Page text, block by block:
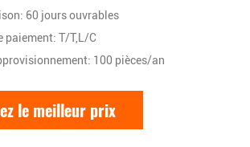
60 jours ouvrables
paiement: T/T,L/C
100 pièces/an
le meilleur prix